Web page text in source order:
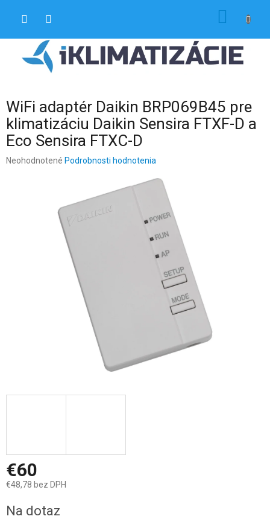
WiFi adaptér Daikin BRP069B45 pre
klimatizáciu Daikin Sensira FTXF-D a
Eco Sensira FTXC-D
Priemerné
Neohodnotené Podrobnosti hodnotenia
€60
€48,78 bez DPH
cena:
Na dotaz